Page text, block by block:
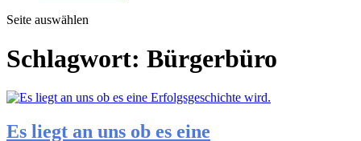
Seite auswählen
Schlagwort: Bürgerbüro
Es liegt an uns ob es eine